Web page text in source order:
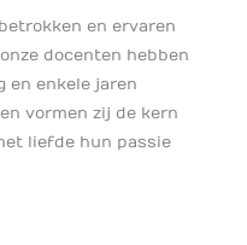
en ervaren
docenten hebben
en enkele jaren
vormen zij de kern
liefde hun passie